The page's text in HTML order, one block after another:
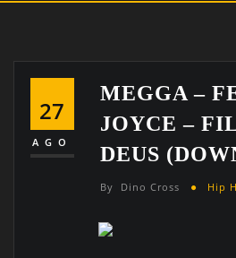
27
AGO
MEGGA –
JOYCE –
DEUS
By Dino Cross Hip